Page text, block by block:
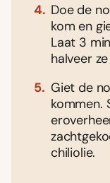
Doe de
kom en
Laat 3
halveer
Giet de
kommen.
chiliolie.